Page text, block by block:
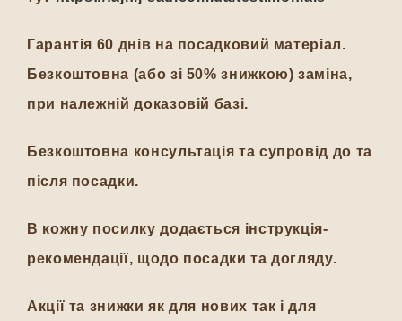
Гарантія 60 днів на посадковий матеріал.
Безкоштовна (або зі 50% знижкою) заміна,
при належній доказовій базі.
Безкоштовна консультація та супровід до та
після посадки.
В кожну посилку додається інструкція-
рекомендації, щодо посадки та догляду.
Акції та знижки як для нових так і для